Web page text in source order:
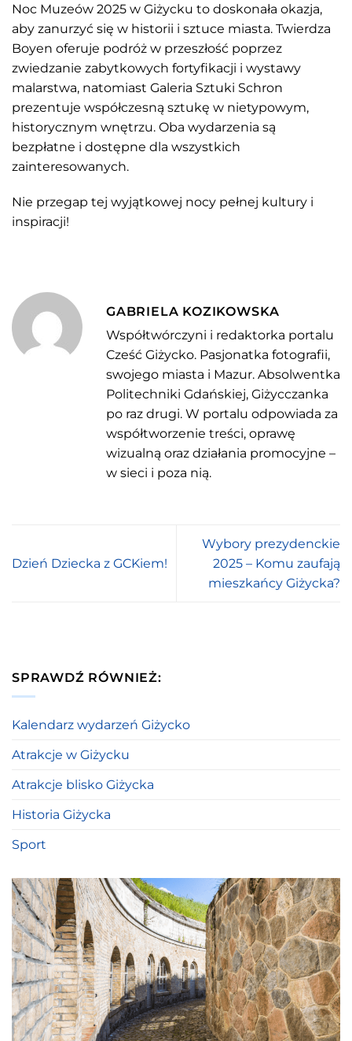
Noc Muzeów 2025 w Giżycku to doskonała okazja,
aby zanurzyć się w historii i sztuce miasta. Twierdza
Boyen oferuje podróż w przeszłość poprzez
zwiedzanie zabytkowych fortyfikacji i wystawy
malarstwa, natomiast Galeria Sztuki Schron
prezentuje współczesną sztukę w nietypowym,
historycznym wnętrzu. Oba wydarzenia są
bezpłatne i dostępne dla wszystkich
zainteresowanych.
Nie przegap tej wyjątkowej nocy pełnej kultury i
inspiracji!
GABRIELA KOZIKOWSKA
Współtwórczyni i redaktorka portalu
Cześć Giżycko. Pasjonatka fotografii,
swojego miasta i Mazur. Absolwentka
Politechniki Gdańskiej, Giżycczanka
po raz drugi. W portalu odpowiada za
współtworzenie treści, oprawę
wizualną oraz działania promocyjne –
w sieci i poza nią.
Dzień Dziecka z GCKiem!
Wybory prezydenckie
2025 – Komu zaufają
mieszkańcy Giżycka?
SPRAWDŹ RÓWNIEŻ:
Kalendarz wydarzeń Giżycko
Atrakcje w Giżycku
Atrakcje blisko Giżycka
Historia Giżycka
Sport